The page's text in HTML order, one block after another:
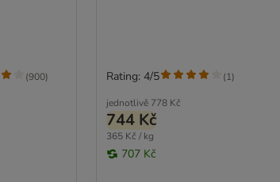
(900)
jednotlivě 778 Kč
744 Kč
365 Kč / kg
707 Kč
Rating: 4/5 (1)